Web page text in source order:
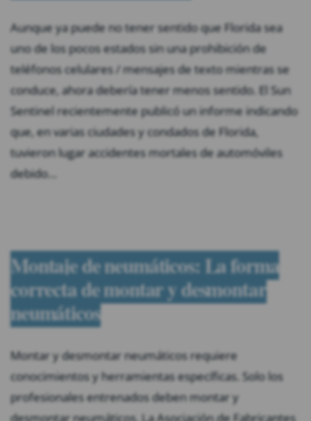
Aunque ya puede no tener sentido que Florida sea
uno de los pocos estados sin una prohibición de
teléfonos celulares / mensajes de texto mientras se
conduce, ahora debería tener menos sentido. El Sun
Sentinel recientemente publicó un informe indicando
que, en varias ciudades y condados de Florida,
tuvieron lugar accidentes mortales de automóviles
debido…
Montaje de neumáticos: La forma
correcta de montar y desmontar
neumáticos
Montar y desmontar neumáticos requiere
conocimientos y herramientas específicas. Solo los
profesionales entrenados deben montar y
desmontar neumáticos. La Asociación de Fabricantes